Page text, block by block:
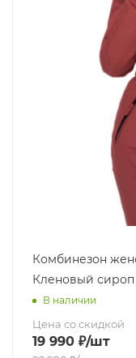
Комбинезон
Кленовый сироп
В наличии
Цена со скидкой
19 990 ₽/шт